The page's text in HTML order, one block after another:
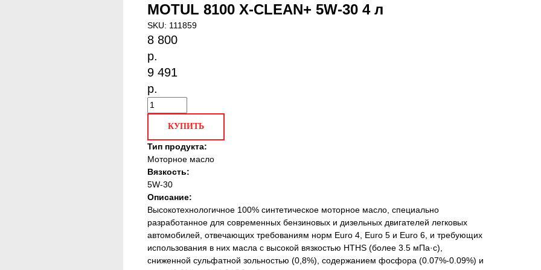
MOTUL 8100 X-CLEAN+ 5W-30 4 л
SKU: 111859
8 800
р.
9 491
р.
КУПИТЬ
Тип продукта:
Моторное масло
Вязкость:
5W-30
Описание:
Высокотехнологичное 100% синтетическое моторное масло, специально
разработанное для современных бензиновых и дизельных двигателей легковых
автомобилей, отвечающих требованиям норм Euro 4, Euro 5 и Euro 6, и требующих
использования в них масла с высокой вязкостью HTHS (более 3.5 мПа·с),
сниженной сульфатной зольностью (0,8%), содержанием фосфора (0.07%-0.09%) и